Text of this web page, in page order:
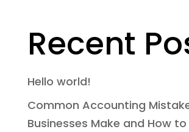
Recent
Hello world!
Common Accounting
Businesses Make and How